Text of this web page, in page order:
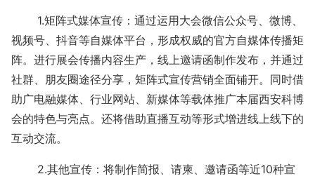
1.矩阵式媒体宣传：通过运用大会微信公众号、微博、
视频号、抖音等自媒体平台，形成权威的官方自媒体传播矩
阵。进行展会传播内容生产，线上邀请函制作发布，并通过
社群、朋友圈途径分享，矩阵式宣传营销全面铺开。同时借
助广电融媒体、行业网站、新媒体等载体推广本届西安科博
会的特色与亮点。还将借助直播互动等形式增进线上线下的
互动交流。
2.其他宣传：将制作简报、请柬、邀请函等近10种宣